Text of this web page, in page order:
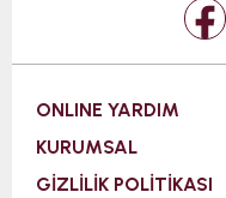
ONLINE YARDIM
KURUMSAL
GİZLİLİK POLİTİKASI